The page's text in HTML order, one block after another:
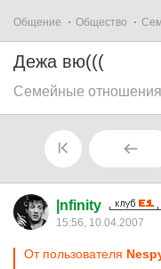
Общение Общество
Дежа вю(((
Семейные отношения
|nfinity
15:56, 10.04.2007
От пользователя